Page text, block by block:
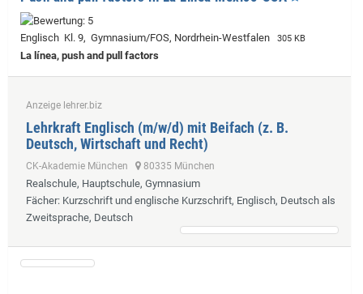
Englisch Kl. 9, Gymnasium/FOS, Nordrhein-Westfalen 305 KB
La línea, push and pull factors
Anzeige lehrer.biz
Lehrkraft Englisch (m/w/d) mit Beifach (z. B.
Deutsch, Wirtschaft und Recht)
CK-Akademie München 80335 München
Realschule, Hauptschule, Gymnasium
Fächer: Kurzschrift und englische Kurzschrift, Englisch, Deutsch als
Zweitsprache, Deutsch